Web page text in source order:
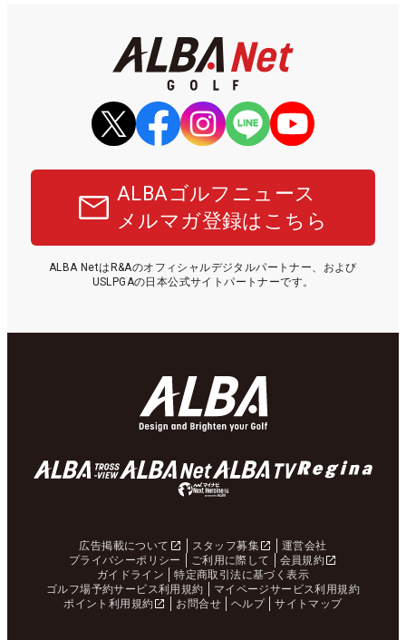
ALBAゴルフニュース
メルマガ登録はこちら
ALBA NetはR&Aのオフィシャルデジタルパートナー、および
USLPGAの日本公式サイトパートナーです。
広告掲載について スタッフ募集
運営会社
プライバシーポリシー
ご利用に際して
会員規約
ガイドライン
特定商取引法に基づく表示
ゴルフ場予約サービス利用規約
マイページサービス利用規約
ポイント利用規約
お問合せ ヘルプ サイトマップ